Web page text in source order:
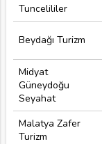
Tuncelililer
Beydağı Turizm
Midyat
Güneydoğu
Seyahat
Malatya Zafer
Turizm